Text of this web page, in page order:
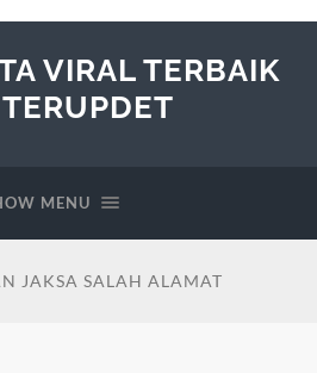
VIRAL TERBAIK
MENU
JAKSA SALAH ALAMAT